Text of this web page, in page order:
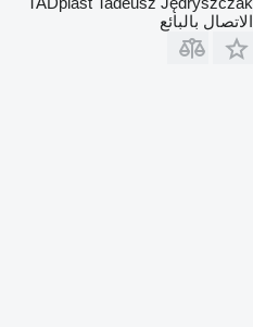
الاتصال بالبائع